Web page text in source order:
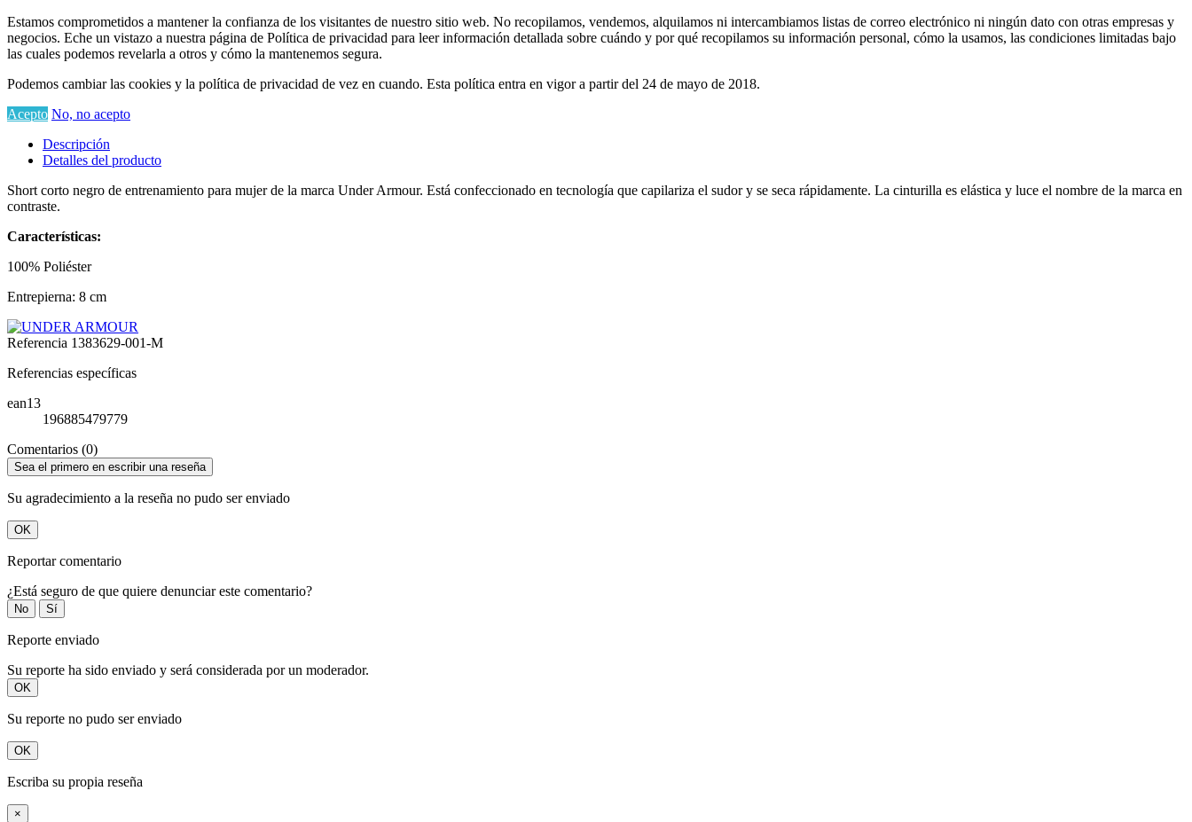
Estamos comprometidos a mantener la confianza de los visitantes de nuestro sitio web. No recopilamos, vendemos, alquilamos ni intercambiamos listas de correo electrónico ni ningún dato con otras empresas y
negocios. Eche un vistazo a nuestra página de Política de privacidad para leer información detallada sobre cuándo y por qué recopilamos su información personal, cómo la usamos, las condiciones limitadas bajo
las cuales podemos revelarla a otros y cómo la mantenemos segura.
Podemos cambiar las cookies y la política de privacidad de vez en cuando. Esta política entra en vigor a partir del 24 de mayo de 2018.
Acepto No, no acepto
Descripción
Detalles del producto
Short corto negro de entrenamiento para mujer de la marca Under Armour. Está confeccionado en tecnología que capilariza el sudor y se seca rápidamente. La cinturilla es elástica y luce el nombre de la marca en
contraste.
Características:
100% Poliéster
Entrepierna: 8 cm
Referencia 1383629-001-M
Referencias específicas
ean13
196885479779
Comentarios (0)
Sea el primero en escribir una reseña
Su agradecimiento a la reseña no pudo ser enviado
OK
Reportar comentario
¿Está seguro de que quiere denunciar este comentario?
No Sí
Reporte enviado
Su reporte ha sido enviado y será considerada por un moderador.
OK
Su reporte no pudo ser enviado
OK
Escriba su propia reseña
×